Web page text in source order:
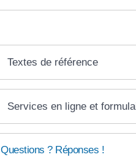
Textes de référence
Services en ligne et
Questions ? Réponses !